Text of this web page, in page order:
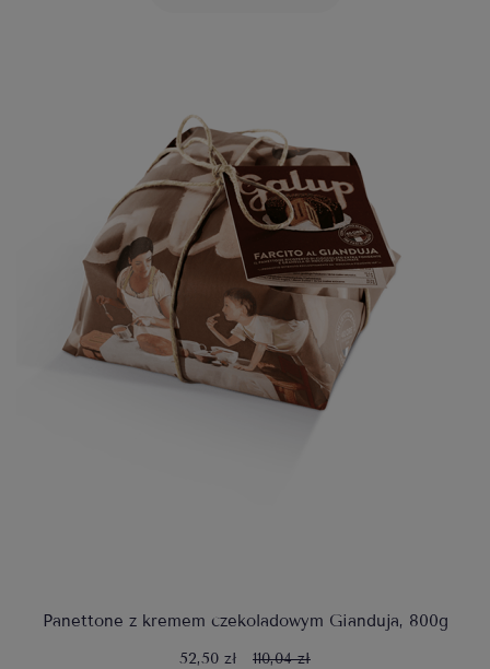
Panettone z kremem czekoladowym Gianduja, 800g
52,50 zł 110,04 zł